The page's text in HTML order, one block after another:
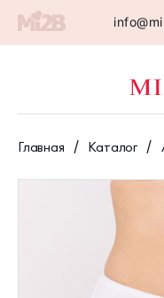
Главная Каталог